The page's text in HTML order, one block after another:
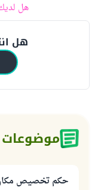
هل
هل
حكم تخصيص مكان